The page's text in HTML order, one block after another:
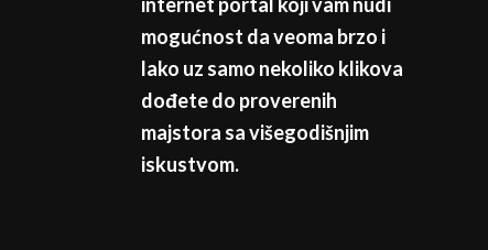
mogućnost da veoma brzo i
lako uz samo nekoliko klikova
dođete do proverenih
majstora sa višegodišnjim
iskustvom.